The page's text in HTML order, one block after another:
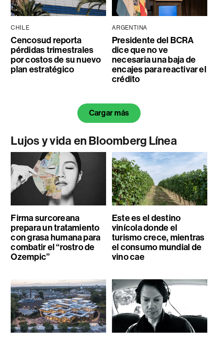
CHILE
Cencosud reporta
pérdidas trimestrales
por costos de su nuevo
plan estratégico
ARGENTINA
Presidente del BCRA
dice que no ve
necesaria una baja de
encajes para reactivar el
crédito
Cargar más
Lujos y vida en Bloomberg Línea
Firma surcoreana
prepara un tratamiento
con grasa humana para
combatir el “rostro de
Ozempic”
Este es el destino
vinícola donde el
turismo crece, mientras
el consumo mundial de
vino cae